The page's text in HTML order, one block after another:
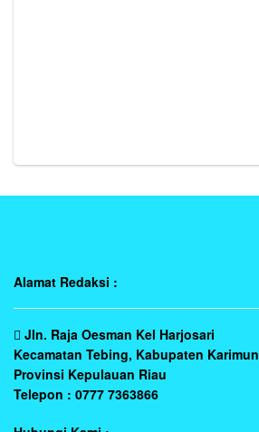
Alamat Redaksi :
Jln. Raja Oesman Kel Harjosari
Kecamatan Tebing, Kabupaten Karimun
Provinsi Kepulauan Riau
Telepon : 0777 7363866